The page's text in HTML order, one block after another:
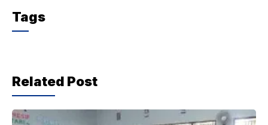
c
e
o
k
p
Tags
Related Post